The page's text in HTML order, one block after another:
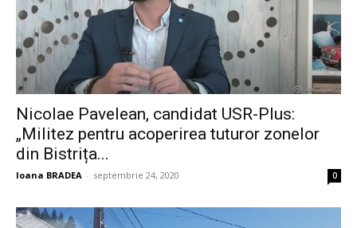
Nicolae Pavelean, candidat USR-Plus:
„Militez pentru acoperirea tuturor zonelor
din Bistrița...
Ioana BRADEA - septembrie 24, 2020 0